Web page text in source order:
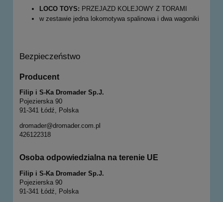
LOCO TOYS: PRZEJAZD KOLEJOWY Z TORAMI
w zestawie jedna lokomotywa spalinowa i dwa wagoniki
Bezpieczeństwo
Producent
Filip i S-Ka Dromader Sp.J.
Pojezierska 90
91-341 Łódź, Polska
dromader@dromader.com.pl
426122318
Osoba odpowiedzialna na terenie UE
Filip i S-Ka Dromader Sp.J.
Pojezierska 90
91-341 Łódź, Polska